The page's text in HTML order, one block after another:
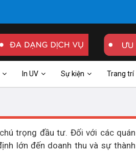
In UV Sự kiện Trang trí
trọng đầu tư. Đối với các quán
lớn đến doanh thu và sự thành